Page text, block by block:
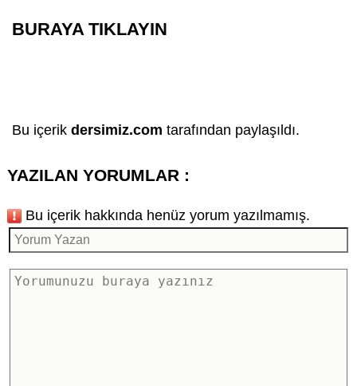
BURAYA TIKLAYIN
Bu içerik dersimiz.com tarafından paylaşıldı.
YAZILAN YORUMLAR :
Bu içerik hakkında henüz yorum yazılmamış.